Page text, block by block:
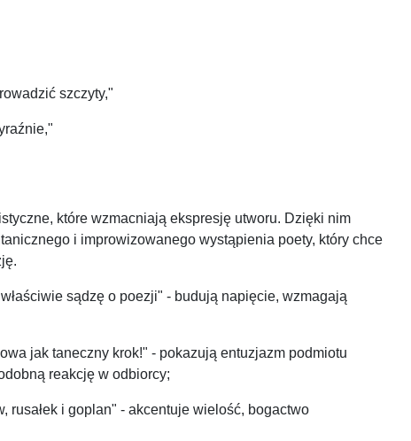
szczyty,"
które wzmacniają ekspresję utworu. Dzięki nim
i improwizowanego wystąpienia poety, który chce
sądzę o poezji" - budują napięcie, wzmagają
jak taneczny krok!" - pokazują entuzjazm podmiotu
reakcję w odbiorcy;
rusałek i goplan" - akcentuje wielość, bogactwo